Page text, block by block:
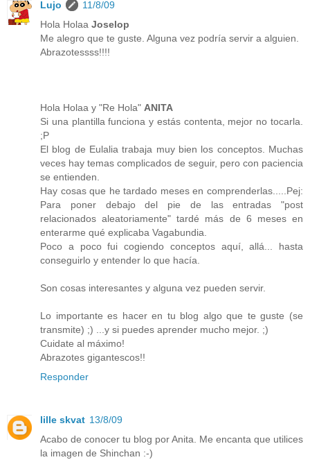
Lujo
11/8/09
Hola Holaa Joselop
Me alegro que te guste. Alguna vez podría servir a alguien.
Abrazotessss!!!!
Hola Holaa y "Re Hola" ANITA
Si una plantilla funciona y estás contenta, mejor no tocarla.
;P
El blog de Eulalia trabaja muy bien los conceptos. Muchas
veces hay temas complicados de seguir, pero con paciencia
se entienden.
Hay cosas que he tardado meses en comprenderlas.....Pej:
Para poner debajo del pie de las entradas "post
relacionados aleatoriamente" tardé más de 6 meses en
enterarme qué explicaba Vagabundia.
Poco a poco fui cogiendo conceptos aquí, allá... hasta
conseguirlo y entender lo que hacía.
Son cosas interesantes y alguna vez pueden servir.
Lo importante es hacer en tu blog algo que te guste (se
transmite) ;) ...y si puedes aprender mucho mejor. ;)
Cuidate al máximo!
Abrazotes gigantescos!!
Responder
lille skvat 13/8/09
Acabo de conocer tu blog por Anita. Me encanta que utilices
la imagen de Shinchan :-)